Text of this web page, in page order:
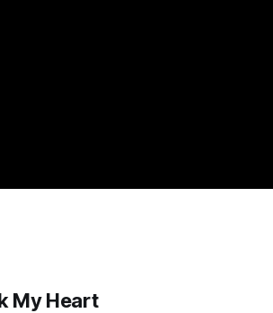
My Heart